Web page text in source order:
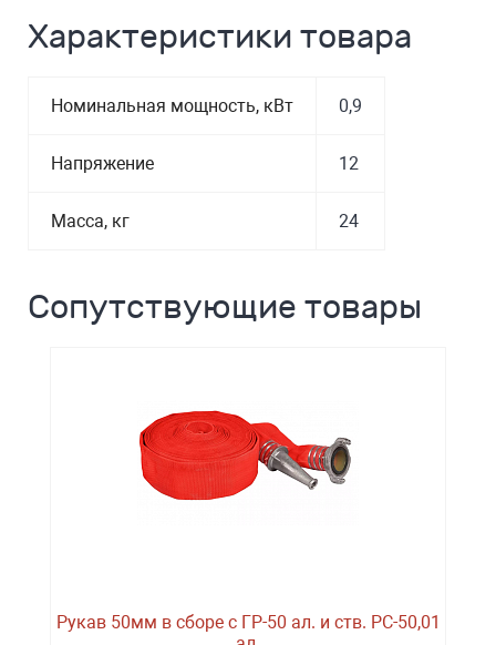
Характеристики товара
Номинальная мощность, кВт 0,9
Напряжение 12
Масса, кг 24
Сопутствующие товары
Рукав 50мм в сборе с ГР-50 ал. и ств. РС-50,01